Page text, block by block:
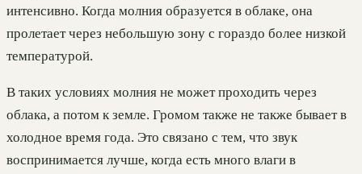
интенсивно. Когда молния образуется в облаке, она
пролетает через небольшую зону с гораздо более низкой
температурой.
В таких условиях молния не может проходить через
облака, а потом к земле. Громом также не также бывает в
холодное время года. Это связано с тем, что звук
воспринимается лучше, когда есть много влаги в